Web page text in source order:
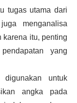
tugas utama dari
menganalisa
karena itu, penting
yang
untuk
angka pada